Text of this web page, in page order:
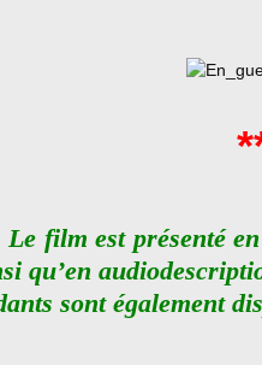
Le film est présenté
qu’en
sont également